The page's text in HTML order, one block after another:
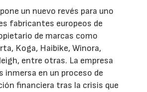
un nuevo revés para uno
fabricantes europeos de
de marcas como
Koga, Haibike, Winora,
entre otras. La empresa
inmersa en un proceso de
financiera tras la crisis que